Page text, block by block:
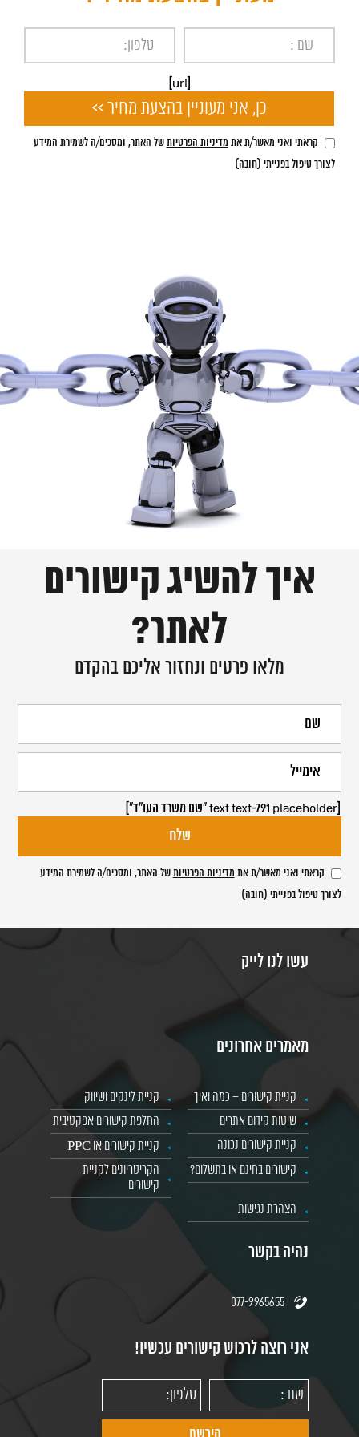
[url]
קראתי ואני מאשר/ת את מדיניות הפרטיותשל האתר, ומסכים/ה לשמירת המידע
לצורך טיפול בפנייתי (חובה)
איך להשיג קישורים
לאתר?
מלאו פרטים ונחזור אליכם בהקדם
[text text-791 placeholder "שם משרד העו"ד"]
קראתי ואני מאשר/ת את מדיניות הפרטיותשל האתר, ומסכים/ה לשמירת המידע
לצורך טיפול בפנייתי (חובה)
עשו לנו לייק
מאמרים אחרונים
קניית קישורים – כמה ואיך
קניית לינקים ושיווק
שיטות קידום אתרים
החלפת קישורים אפקטיבית
קניית קישורים נכונה
קניית קישורים או PPC
קישורים בחינם או בתשלום?
הקריטריונים לקניית
קישורים
הצהרת נגישות
נהיה בקשר
077-9965655
אני רוצה לרכוש קישורים עכשיו!